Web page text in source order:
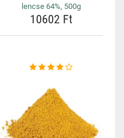
lencse 64%, 500g
10602 Ft